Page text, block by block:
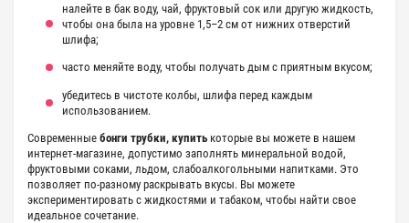
налейте в бак воду, чай, фруктовый сок или другую жидкость,
чтобы она была на уровне 1,5–2 см от нижних отверстий
шлифа;
часто меняйте воду, чтобы получать дым с приятным вкусом;
убедитесь в чистоте колбы, шлифа перед каждым
использованием.
Современные бонги трубки, купить которые вы можете в нашем
интернет-магазине, допустимо заполнять минеральной водой,
фруктовыми соками, льдом, слабоалкогольными напитками. Это
позволяет по-разному раскрывать вкусы. Вы можете
экспериментировать с жидкостями и табаком, чтобы найти свое
идеальное сочетание.